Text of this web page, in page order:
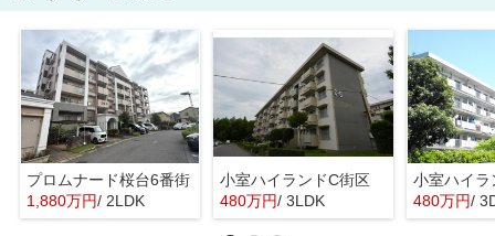
プロムナード桜台6番街
1,880万円/ 2LDK
小室ハイランドC街区
480万円/ 3LDK
小室ハイラ
480万円/